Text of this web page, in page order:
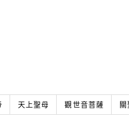
天上聖母 觀世音菩薩